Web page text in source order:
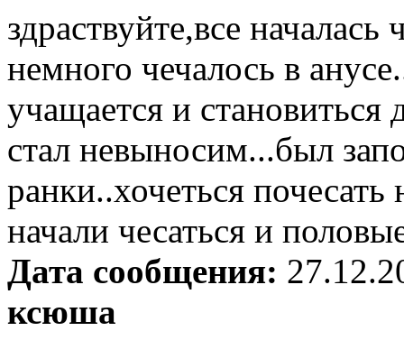
здраствуйте,все
немного чечалось в
учащается и
стал невыносим...был
ранки..хочеться почесать
начали чесаться и
Дата сообщения:
ксюша